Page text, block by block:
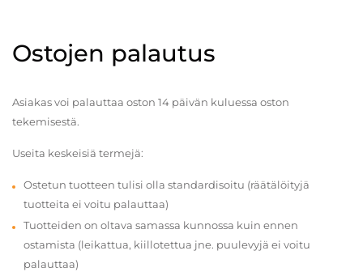
Ostojen palautus
Asiakas voi palauttaa oston 14 päivän kuluessa oston
tekemisestä.
Useita keskeisiä termejä:
Ostetun tuotteen tulisi olla standardisoitu (räätälöityjä
tuotteita ei voitu palauttaa)
Tuotteiden on oltava samassa kunnossa kuin ennen
ostamista (leikattua, kiillotettua jne. puulevyjä ei voitu
palauttaa)